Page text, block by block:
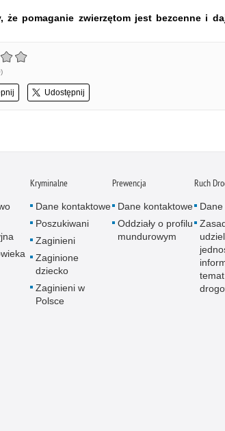
że pomaganie zwierzętom jest bezcenne i
Udostępnij
Kryminalne
Dane kontaktowe
Poszukiwani
Zaginieni
Zaginione
dziecko
Zaginieni w
Polsce
Prewencja
Dane kontaktowe
Oddziały o profilu
mundurowym
Ruch